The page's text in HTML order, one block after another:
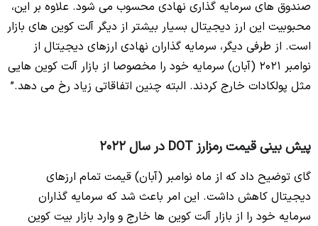
صندوق‌ های سرمایه‌ گذاری نهادی محسوب می‌ شود. علاوه‌ بر این،
محبوبیت این ارز دیجیتال بسیار بیشتر از دیگر آلت کوین های بازار
است. از طرفی دیگر، سرمایه‌ گذاران نهادی ارزهای دیجیتال از
نوامبر ۲۰۲۱ (آبان) سرمایه خود را مخصوصا از بازار آلت کوین‌ هایی
مثل پولکادات خارج کردند. البته چنین اتفاقاتی زیاد رخ می‌ دهد.”
پیش بینی قیمت رمزارز DOT در سال 2022
گای توضیح داد که از ماه نوامبر (آبان) قیمت تمام ارزهای
دیجیتال کاهش داشت. این امر باعث شد که سرمایه گذاران
سرمایه خود را از بازار آلت کوین ها خارج و وارد بازار بیت کوین